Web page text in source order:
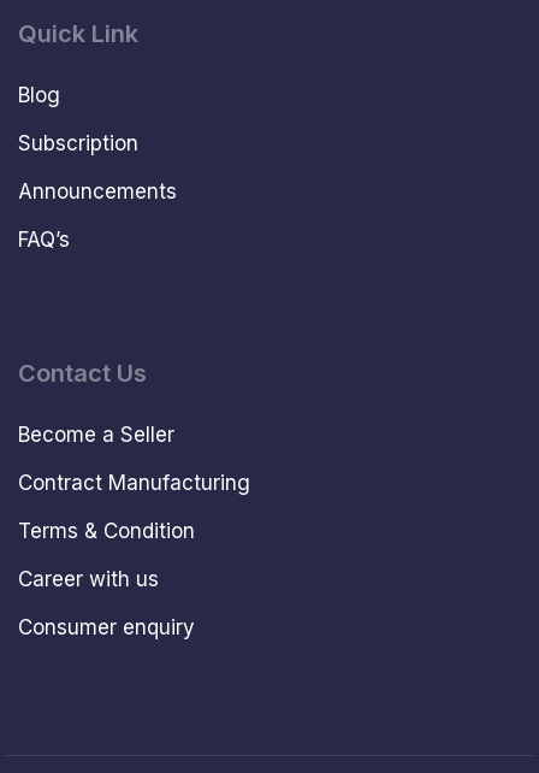
Quick Link
Blog
Subscription
Announcements
FAQ’s
Contact Us
Become a Seller
Contract Manufacturing
Terms & Condition
Career with us
Consumer enquiry